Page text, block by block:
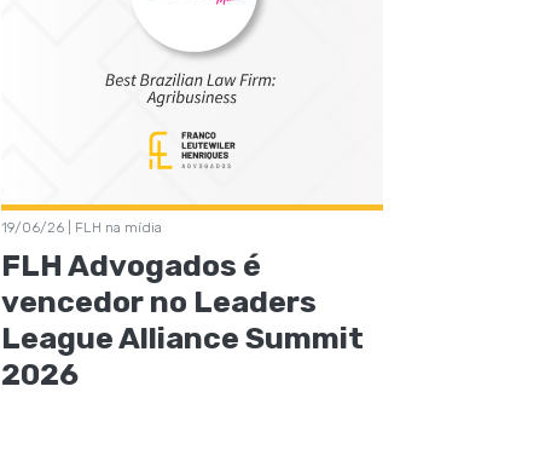
19/06/26 | FLH na mídia
FLH Advogados é
vencedor no Leaders
League Alliance Summit
2026